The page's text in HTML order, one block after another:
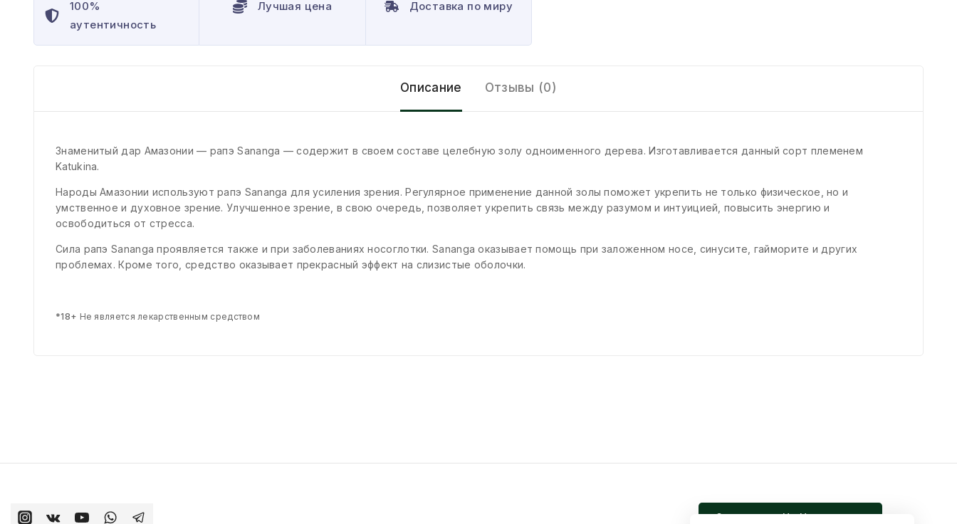
100%
аутентичность
Лучшая цена Доставка по миру
Описание Отзывы (0)
Знаменитый дар Амазонии — рапэ Sananga — содержит в своем составе целебную золу одноименного дерева. Изготавливается данный сорт племенем
Katukina.
Народы Амазонии используют рапэ Sananga для усиления зрения. Регулярное применение данной золы поможет укрепить не только физическое, но и
умственное и духовное зрение. Улучшенное зрение, в свою очередь, позволяет укрепить связь между разумом и интуицией, повысить энергию и
освободиться от стресса.
Сила рапэ Sananga проявляется также и при заболеваниях носоглотки. Sananga оказывает помощь при заложенном носе, синусите, гайморите и других
проблемах. Кроме того, средство оказывает прекрасный эффект на слизистые оболочки.
*18+ Не является лекарственным средством
Записаться На Церемонию